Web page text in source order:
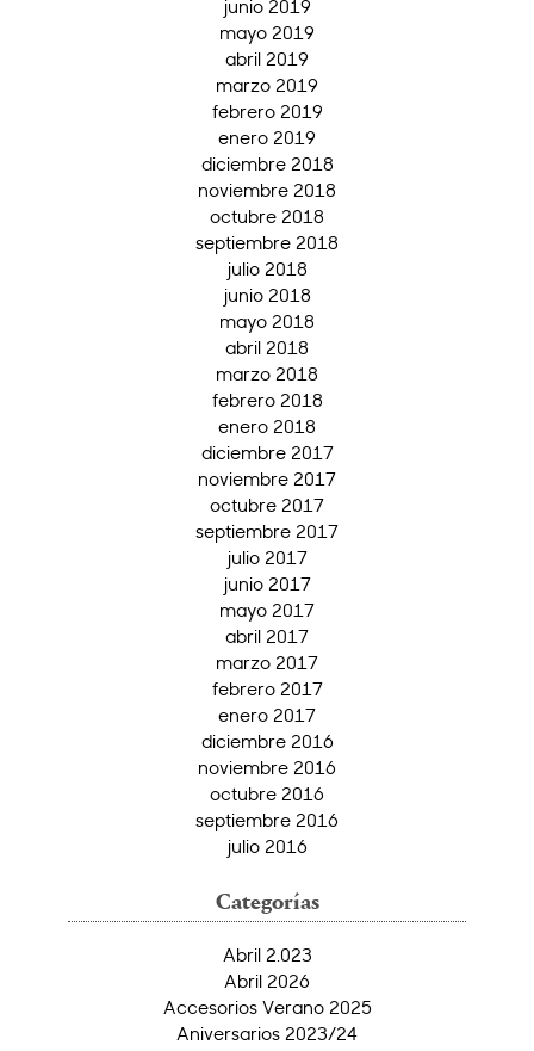
junio 2019
mayo 2019
abril 2019
marzo 2019
febrero 2019
enero 2019
diciembre 2018
noviembre 2018
octubre 2018
septiembre 2018
julio 2018
junio 2018
mayo 2018
abril 2018
marzo 2018
febrero 2018
enero 2018
diciembre 2017
noviembre 2017
octubre 2017
septiembre 2017
julio 2017
junio 2017
mayo 2017
abril 2017
marzo 2017
febrero 2017
enero 2017
diciembre 2016
noviembre 2016
octubre 2016
septiembre 2016
julio 2016
Categorías
Abril 2.023
Abril 2026
Accesorios Verano 2025
Aniversarios 2023/24